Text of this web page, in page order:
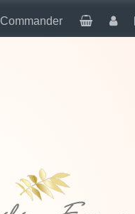
Commander